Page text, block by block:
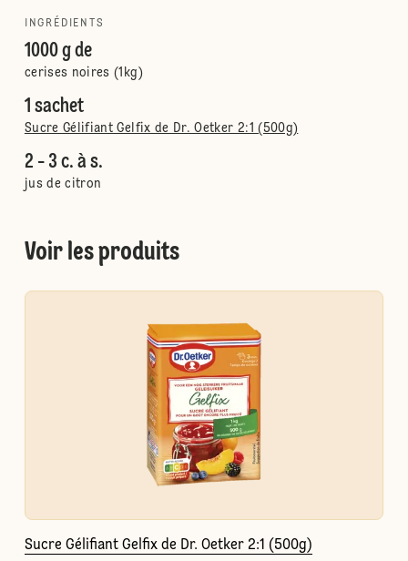
INGRÉDIENTS
1000 g de
cerises noires (1kg)
1 sachet
Sucre Gélifiant Gelfix de Dr. Oetker 2:1 (500g)
2 - 3 c. à s.
jus de citron
Voir les produits
Sucre Gélifiant Gelfix de Dr. Oetker 2:1 (500g)